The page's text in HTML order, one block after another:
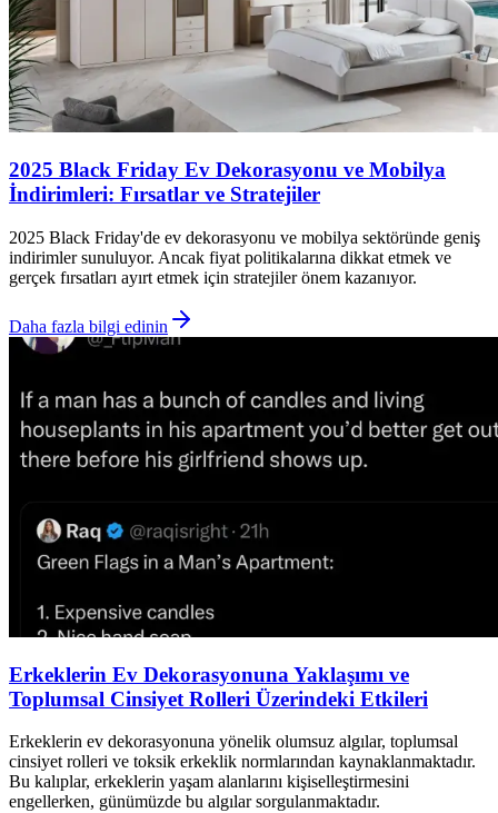
2025 Black Friday Ev Dekorasyonu ve Mobilya
İndirimleri: Fırsatlar ve Stratejiler
2025 Black Friday'de ev dekorasyonu ve mobilya sektöründe geniş
indirimler sunuluyor. Ancak fiyat politikalarına dikkat etmek ve
gerçek fırsatları ayırt etmek için stratejiler önem kazanıyor.
Daha fazla bilgi edinin
Erkeklerin Ev Dekorasyonuna Yaklaşımı ve
Toplumsal Cinsiyet Rolleri Üzerindeki Etkileri
Erkeklerin ev dekorasyonuna yönelik olumsuz algılar, toplumsal
cinsiyet rolleri ve toksik erkeklik normlarından kaynaklanmaktadır.
Bu kalıplar, erkeklerin yaşam alanlarını kişiselleştirmesini
engellerken, günümüzde bu algılar sorgulanmaktadır.